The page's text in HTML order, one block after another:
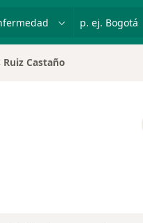
p. ej. Bogotá
ciudad
Ruiz Castaño